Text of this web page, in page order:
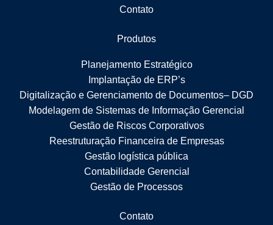
Contato
Produtos
Planejamento Estratégico
Implantação de ERP’s
Digitalização e Gerenciamento de Documentos– DGD
Modelagem de Sistemas de Informação Gerencial
Gestão de Riscos Corporativos
Reestruturação Financeira de Empresas
Gestão logística pública
Contabilidade Gerencial
Gestão de Processos
Contato